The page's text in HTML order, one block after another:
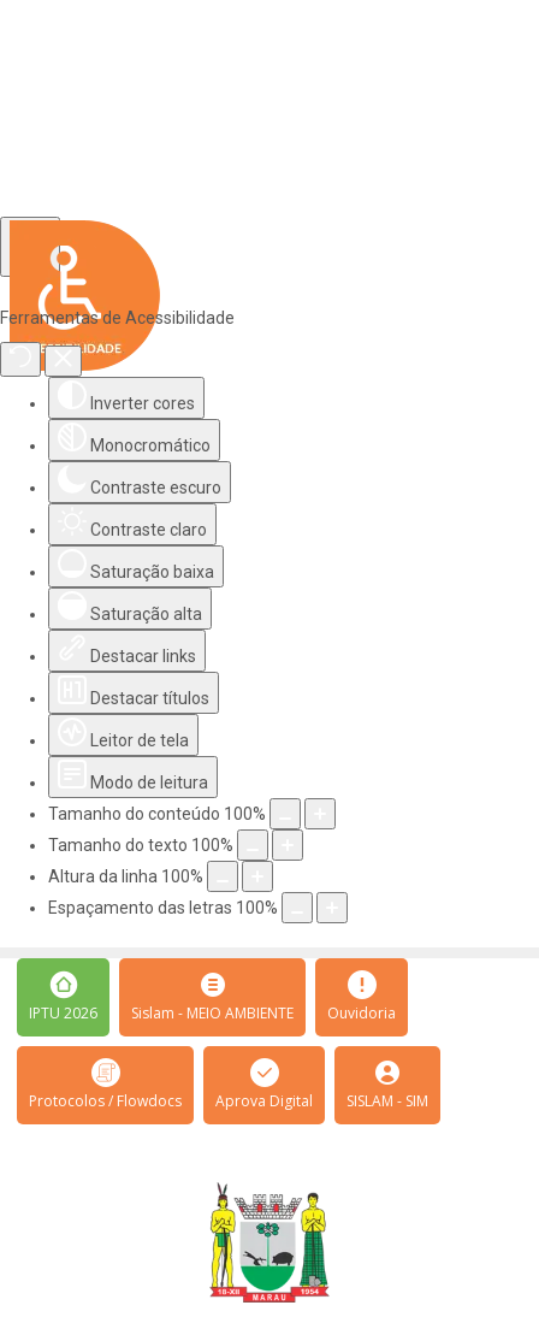
Ferramentas de Acessibilidade
Inverter cores
Monocromático
Contraste escuro
Contraste claro
Saturação baixa
Saturação alta
Destacar links
Destacar títulos
Leitor de tela
Modo de leitura
Tamanho do conteúdo 100%
Tamanho do texto 100%
Altura da linha 100%
Espaçamento das letras 100%
IPTU 2026 Sislam - MEIO AMBIENTE Ouvidoria
Protocolos / Flowdocs Aprova Digital SISLAM - SIM